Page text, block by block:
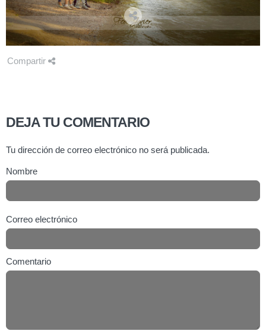
Compartir
DEJA TU COMENTARIO
Tu dirección de correo electrónico no será publicada.
Nombre
Correo electrónico
Comentario